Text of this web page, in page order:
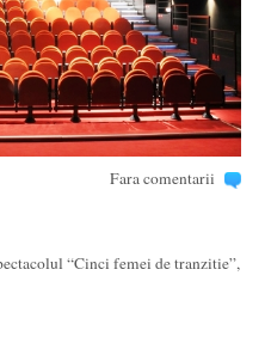
Fara comentarii
“Cinci femei de tranzitie”,